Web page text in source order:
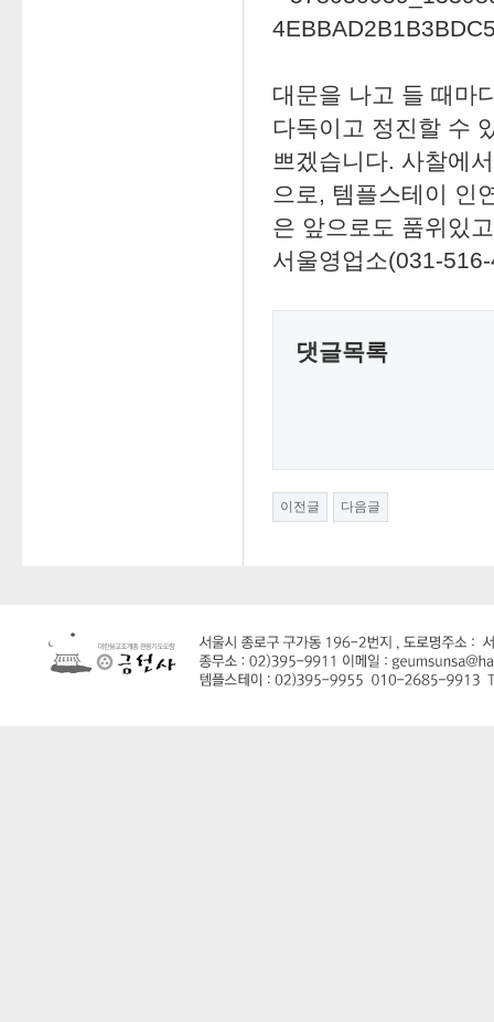
대문을 나고 들 때마
다독이고 정진할 수
쁘겠습니다. 사찰에
으로, 템플스테이 인
은 앞으로도 품위있
서울영업소(031-
댓글목록
이전글 다음글